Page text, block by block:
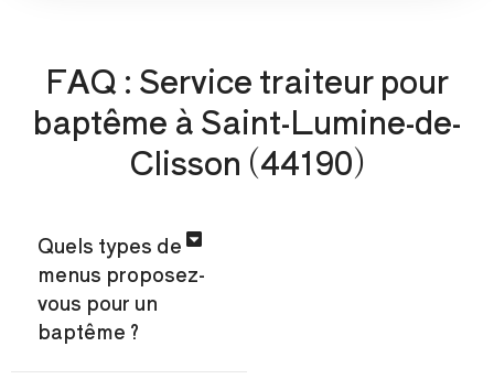
FAQ : Service traiteur pour
baptême à Saint-Lumine-de-
Clisson (44190)
Quels types de
menus proposez-
vous pour un
baptême ?